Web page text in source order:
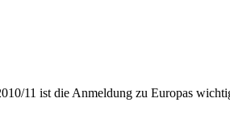
11 ist die Anmeldung zu Europas